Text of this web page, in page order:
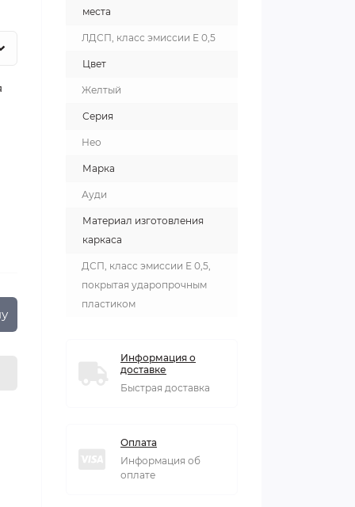
места
ЛДСП, класс эмиссии Е 0,5
Цвет
Желтый
Серия
Нео
Марка
Ауди
Материал изготовления
каркаса
ДСП, класс эмиссии Е 0,5,
покрытая ударопрочным
пластиком
Информация о
доставке
Быстрая доставка
Оплата
Информация об
оплате